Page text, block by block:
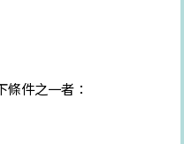
件之一者：